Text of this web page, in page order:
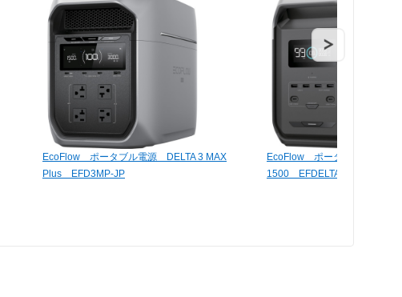
EcoFlow ポータブル電源 DELTA 3 MAX
Plus EFD3MP-JP
EcoFlow ポータブル電源
1500 EFDELTA1500-JP-B-